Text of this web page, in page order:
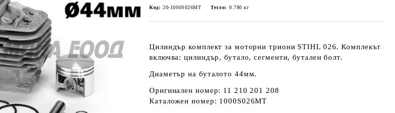
Код: 20-1000S026MT Тегло: 0.780 кг
Цилиндър комплект за моторни триони STIHL 026. Комплекът
включва: цилиндър, бутало, сегменти, бутален болт.
Диаметър на буталото 44мм.
Оригинален номер: 11 210 201 208
Каталожен номер: 1000S026MT